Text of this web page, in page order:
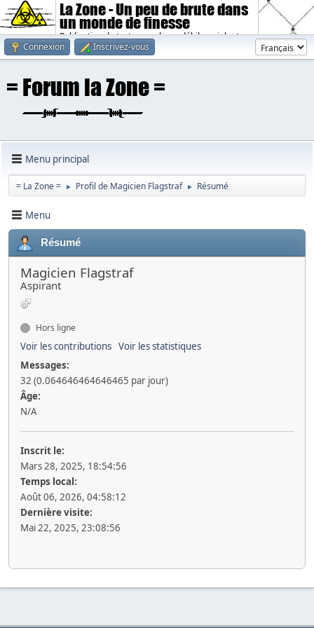
La Zone - Un peu de brute dans
un monde de finesse
Publication de textes sombres, débiles, violents.
Connexion
Inscrivez-vous
Menu principal
= La Zone = ► Profil de Magicien Flagstraf ► Résumé
Menu
Résumé
Magicien Flagstraf
Aspirant
Hors ligne
Voir les contributions Voir les statistiques
Messages:
32 (0.064646464646465 par jour)
Âge:
N/A
Inscrit le:
Mars 28, 2025, 18:54:56
Temps local:
Août 06, 2026, 04:58:12
Dernière visite:
Mai 22, 2025, 23:08:56